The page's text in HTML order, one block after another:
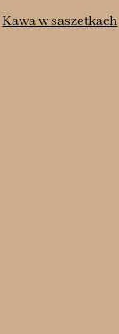
Kawa w saszetkach